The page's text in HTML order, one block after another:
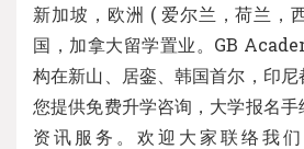
新加坡，欧洲 ( 爱尔兰，荷兰，
国，加拿大留学置业。GB
构在新山、居銮、韩国首尔，印
您提供免费升学咨询，大学报名
资讯服务。欢迎大家联络我们